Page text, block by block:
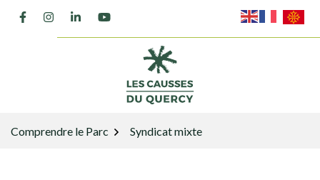
Aller Lien vers le compte Facebook
Lien vers le compte Instagram
Lien vers le compte Linkedin
Lien vers la chaîne Youtube
Comprendre le Parc Syndicat mixte